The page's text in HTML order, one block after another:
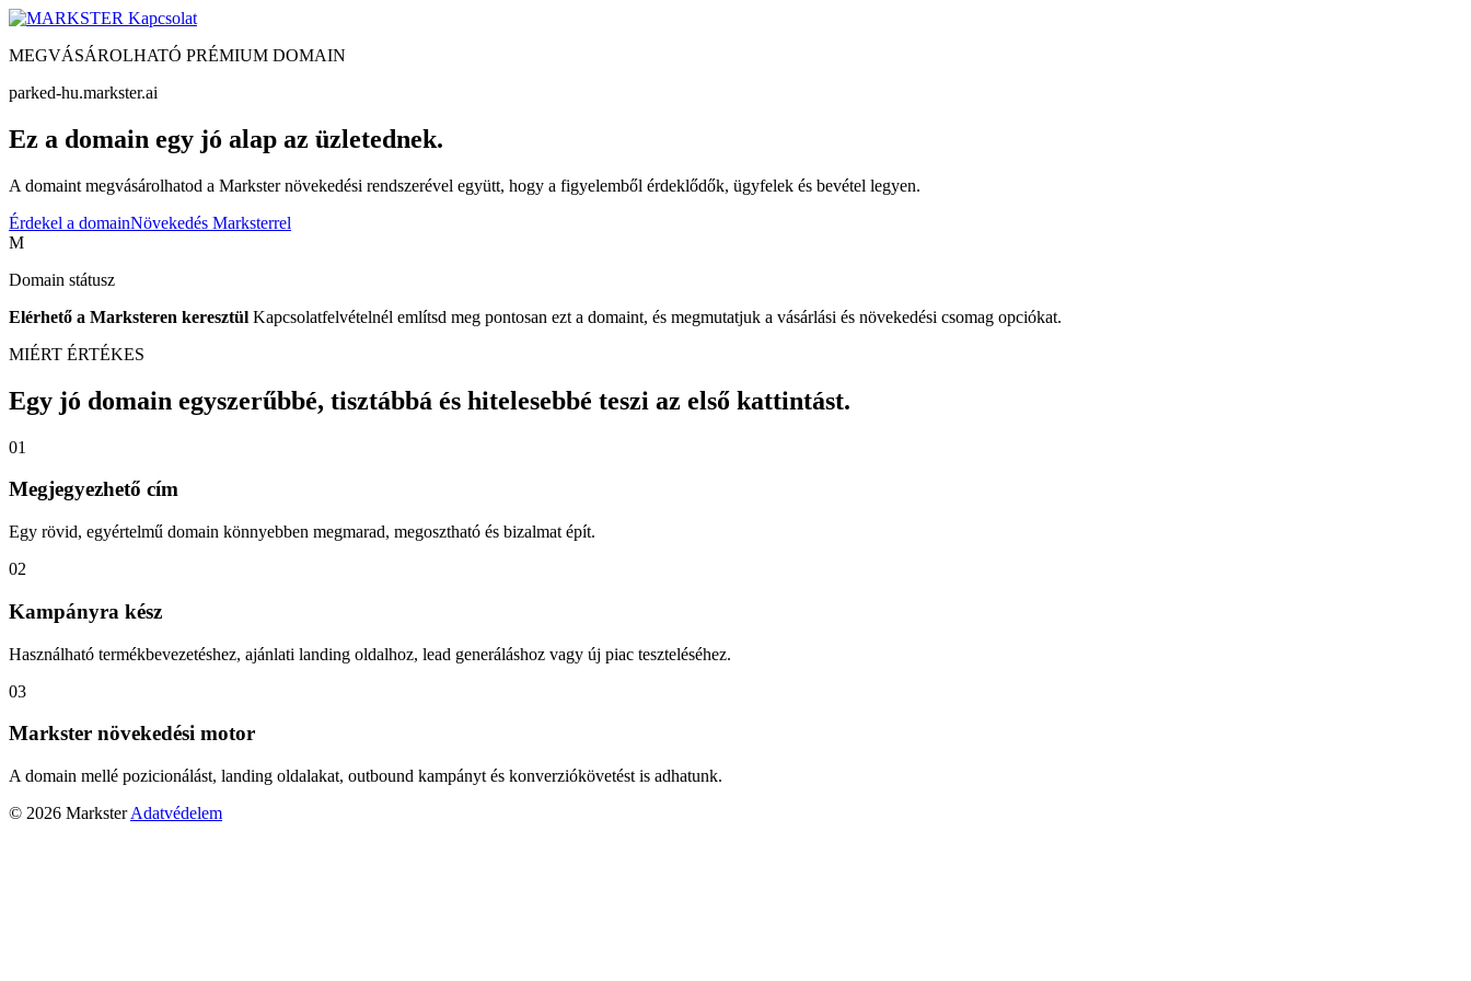
Kapcsolat
MEGVÁSÁROLHATÓ PRÉMIUM DOMAIN
parked-hu.markster.ai
Ez a domain egy jó alap az üzletednek.
A domaint megvásárolhatod a Markster növekedési rendszerével együtt, hogy a figyelemből érdeklődők, ügyfelek és bevétel legyen.
Érdekel a domainNövekedés Marksterrel
M
Domain státusz
Elérhető a Marksteren keresztül Kapcsolatfelvételnél említsd meg pontosan ezt a domaint, és megmutatjuk a vásárlási és növekedési csomag opciókat.
MIÉRT ÉRTÉKES
Egy jó domain egyszerűbbé, tisztábbá és hitelesebbé teszi az első kattintást.
01
Megjegyezhető cím
Egy rövid, egyértelmű domain könnyebben megmarad, megosztható és bizalmat épít.
02
Kampányra kész
Használható termékbevezetéshez, ajánlati landing oldalhoz, lead generáláshoz vagy új piac teszteléséhez.
03
Markster növekedési motor
A domain mellé pozicionálást, landing oldalakat, outbound kampányt és konverziókövetést is adhatunk.
© 2026 Markster Adatvédelem